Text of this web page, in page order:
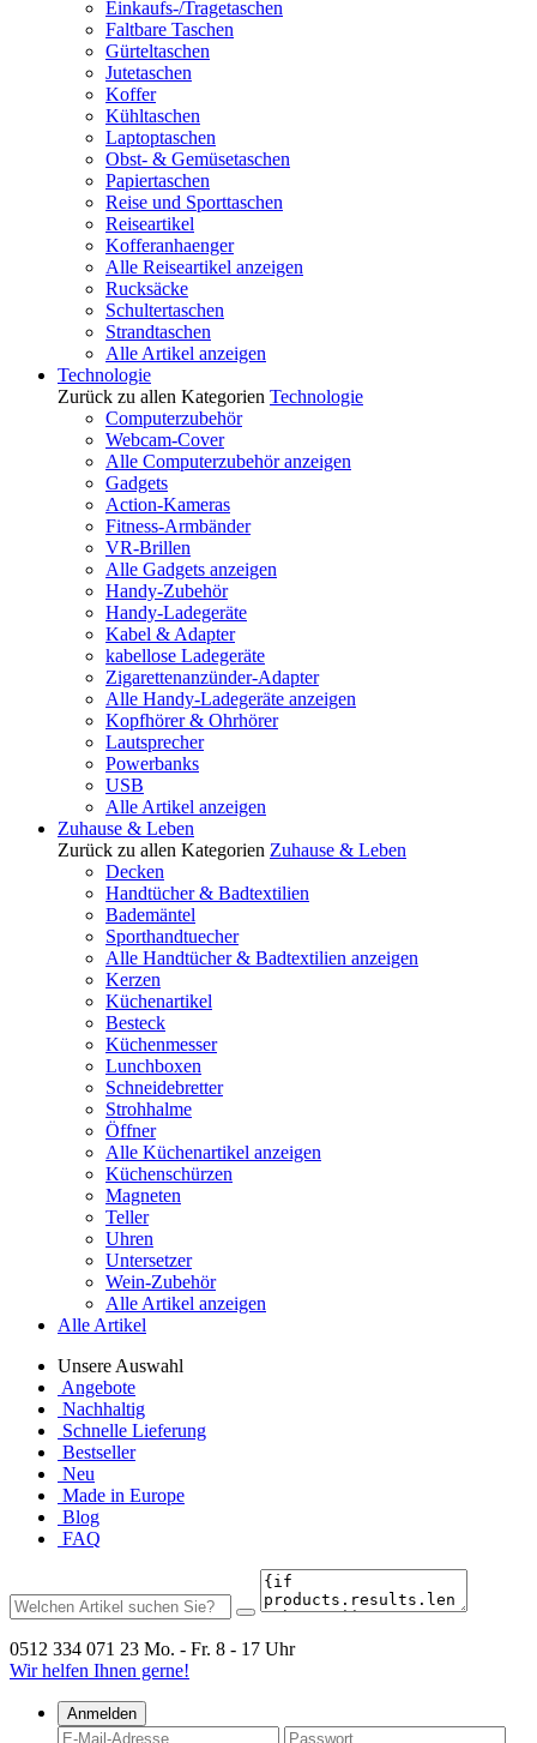
Einkaufs-/Tragetaschen
Faltbare Taschen
Gürteltaschen
Jutetaschen
Koffer
Kühltaschen
Laptoptaschen
Obst- & Gemüsetaschen
Papiertaschen
Reise und Sporttaschen
Reiseartikel
Kofferanhaenger
Alle Reiseartikel anzeigen
Rucksäcke
Schultertaschen
Strandtaschen
Alle Artikel anzeigen
Technologie
Zurück zu allen Kategorien Technologie
Computerzubehör
Webcam-Cover
Alle Computerzubehör anzeigen
Gadgets
Action-Kameras
Fitness-Armbänder
VR-Brillen
Alle Gadgets anzeigen
Handy-Zubehör
Handy-Ladegeräte
Kabel & Adapter
kabellose Ladegeräte
Zigarettenanzünder-Adapter
Alle Handy-Ladegeräte anzeigen
Kopfhörer & Ohrhörer
Lautsprecher
Powerbanks
USB
Alle Artikel anzeigen
Zuhause & Leben
Zurück zu allen Kategorien Zuhause & Leben
Decken
Handtücher & Badtextilien
Bademäntel
Sporthandtuecher
Alle Handtücher & Badtextilien anzeigen
Kerzen
Küchenartikel
Besteck
Küchenmesser
Lunchboxen
Schneidebretter
Strohhalme
Öffner
Alle Küchenartikel anzeigen
Küchenschürzen
Magneten
Teller
Uhren
Untersetzer
Wein-Zubehör
Alle Artikel anzeigen
Alle Artikel
Unsere Auswahl
Angebote
Nachhaltig
Schnelle Lieferung
Bestseller
Neu
Made in Europe
Blog
FAQ
0512 334 071 23 Mo. - Fr. 8 - 17 Uhr
Wir helfen Ihnen gerne!
Anmelden